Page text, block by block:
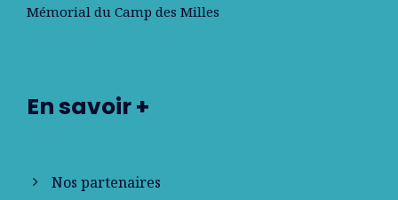
Mémorial du Camp des Milles
En savoir +
Nos partenaires